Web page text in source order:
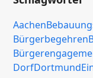
Aachen
Bürgerbegehren
DorfDortmund